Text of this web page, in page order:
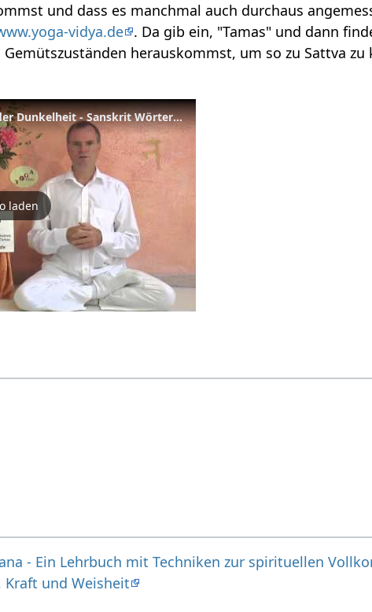
und dass es manchmal auch durchaus
vidya.de . Da gib ein, "Tamas" und dann
herauskommst, um so zu Sattva
Tamoguna - Grundeigenschaft der Dunkelheit - Sanskrit Wörterbuch
laden
- Ein Lehrbuch mit Techniken zur spirituellen
Kraft und Weisheit